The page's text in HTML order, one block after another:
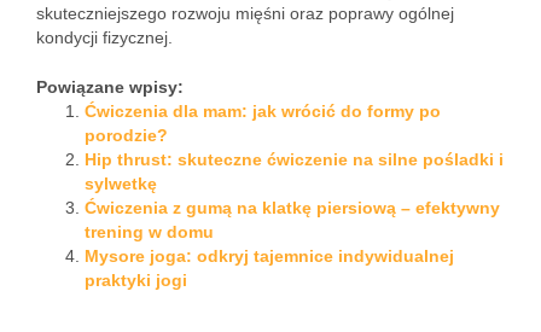
skuteczniejszego rozwoju mięśni oraz poprawy ogólnej
kondycji fizycznej.
Powiązane wpisy:
Ćwiczenia dla mam: jak wrócić do formy po
porodzie?
Hip thrust: skuteczne ćwiczenie na silne pośladki i
sylwetkę
Ćwiczenia z gumą na klatkę piersiową – efektywny
trening w domu
Mysore joga: odkryj tajemnice indywidualnej
praktyki jogi